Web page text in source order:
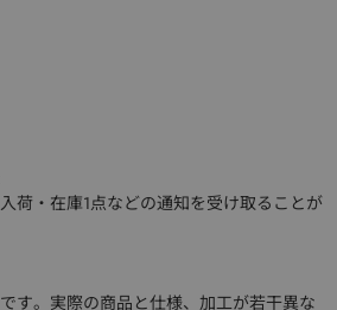
荷・在庫1点などの通知を受け取ることが
す。実際の商品と仕様、加工が若干異な